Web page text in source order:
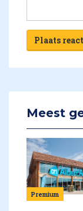
Plaats
Meest
Premium